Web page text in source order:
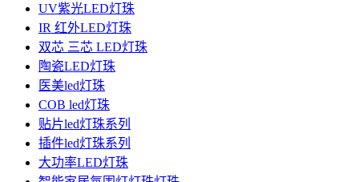
UV紫光LED灯珠
IR 红外LED灯珠
双芯 三芯 LED灯珠
陶瓷LED灯珠
医美led灯珠
COB led灯珠
贴片led灯珠系列
插件led灯珠系列
大功率LED灯珠